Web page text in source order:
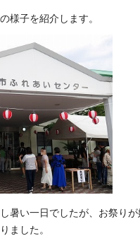
様子を紹介します。
暑い一日でしたが、お祭りが
ました。